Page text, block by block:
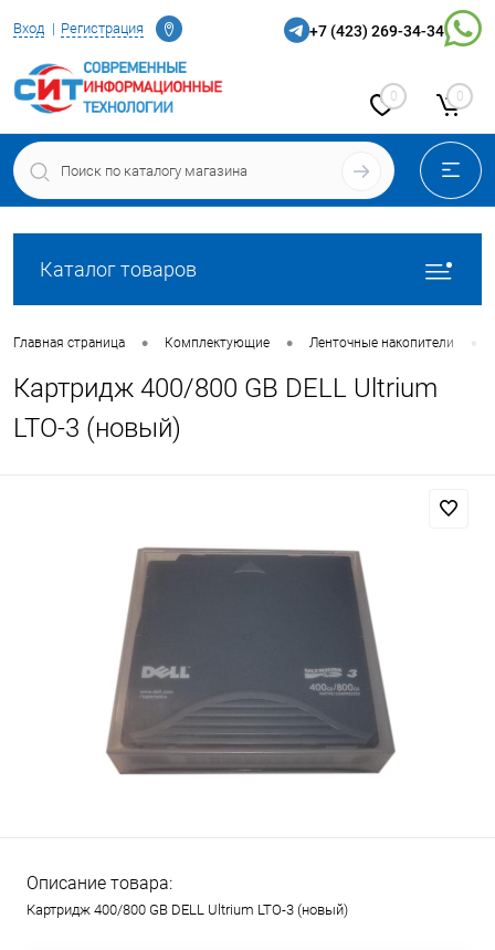
Вход Регистрация
Определение +7 (423) 269-34-34
0 0
Каталог товаров
Главная страница • Комплектующие • Ленточные накопители
Картридж 400/800 GB DELL Ultrium
LTO-3 (новый)
Описание товара:
Картридж 400/800 GB DELL Ultrium LTO-3 (новый)